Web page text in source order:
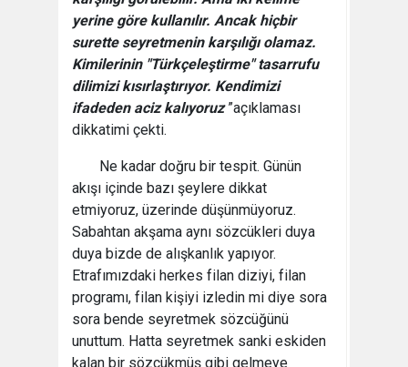
yerine göre kullanılır. Ancak hiçbir
surette seyretmenin karşılığı olamaz.
Kimilerinin "Türkçeleştirme" tasarrufu
dilimizi kısırlaştırıyor. Kendimizi
ifadeden aciz kalıyoruz”açıklaması
dikkatimi çekti.
Ne kadar doğru bir tespit. Günün
akışı içinde bazı şeylere dikkat
etmiyoruz, üzerinde düşünmüyoruz.
Sabahtan akşama aynı sözcükleri duya
duya bizde de alışkanlık yapıyor.
Etrafımızdaki herkes filan diziyi, filan
programı, filan kişiyi izledin mi diye sora
sora bende seyretmek sözcüğünü
unuttum. Hatta seyretmek sanki eskiden
kalan bir sözcükmüş gibi gelmeye